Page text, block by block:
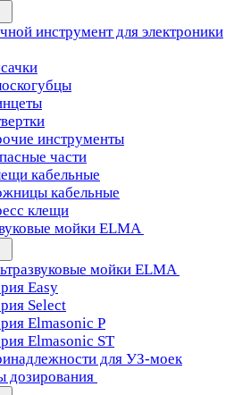
инструмент для электроники
инструменты
части
кабельные
кабельные
клещи
мойки ELMA
мойки ELMA
Easy
Select
Elmasonic P
Elmasonic ST
для УЗ-моек
дозирования